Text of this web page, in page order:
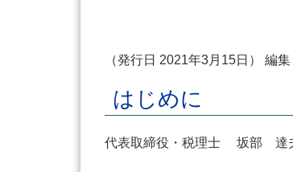
（発行日 2021年3月15日） 編
はじめに
代表取締役・税理士 坂部 達